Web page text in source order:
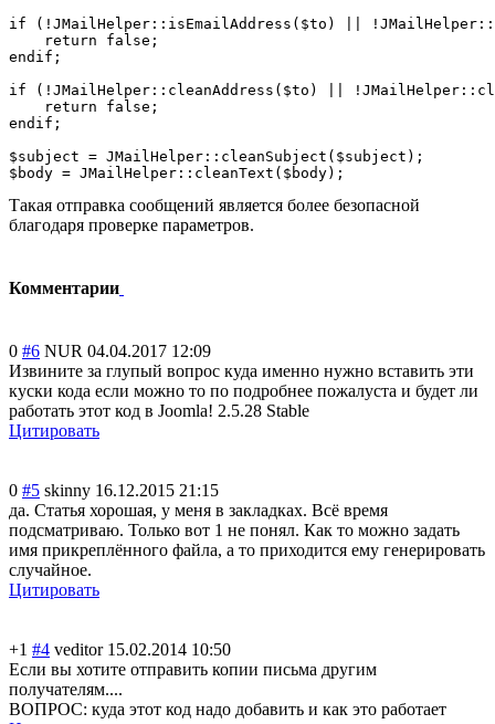
if (!JMailHelper::isEmailAddress($to) ||
    return false;
endif;
if (!JMailHelper::cleanAddress($to) ||
    return false;
endif;
$subject = JMailHelper::cleanSubject($subject);
$body = JMailHelper::cleanText($body);
Такая отправка сообщений является более безопасной
благодаря проверке параметров.
Комментарии
0 #6 NUR 04.04.2017 12:09
Извините за глупый вопрос куда именно нужно вставить эти
куски кода если можно то по подробнее пожалуста и будет ли
работать этот код в Joomla! 2.5.28 Stable
Цитировать
0 #5 skinny 16.12.2015 21:15
да. Статья хорошая, у меня в закладках. Всё время
подсматриваю. Только вот 1 не понял. Как то можно задать
имя прикреплённого файла, а то приходится ему генерировать
случайное.
Цитировать
+1 #4 veditor 15.02.2014 10:50
Если вы хотите отправить копии письма другим
получателям....
ВОПРОС: куда этот код надо добавить и как это работает